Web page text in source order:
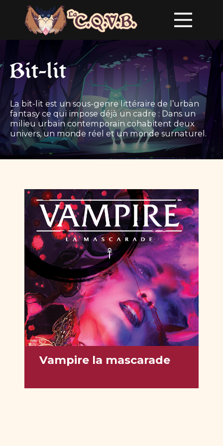
Bit-lit
La bit-lit est un sous-genre littéraire de l’urban
fantasy ce qui impose déjà un cadre : Dans un
milieu urbain contemporain cohabitent deux
univers, un monde réel et un monde surnaturel.
Vampire la mascarade